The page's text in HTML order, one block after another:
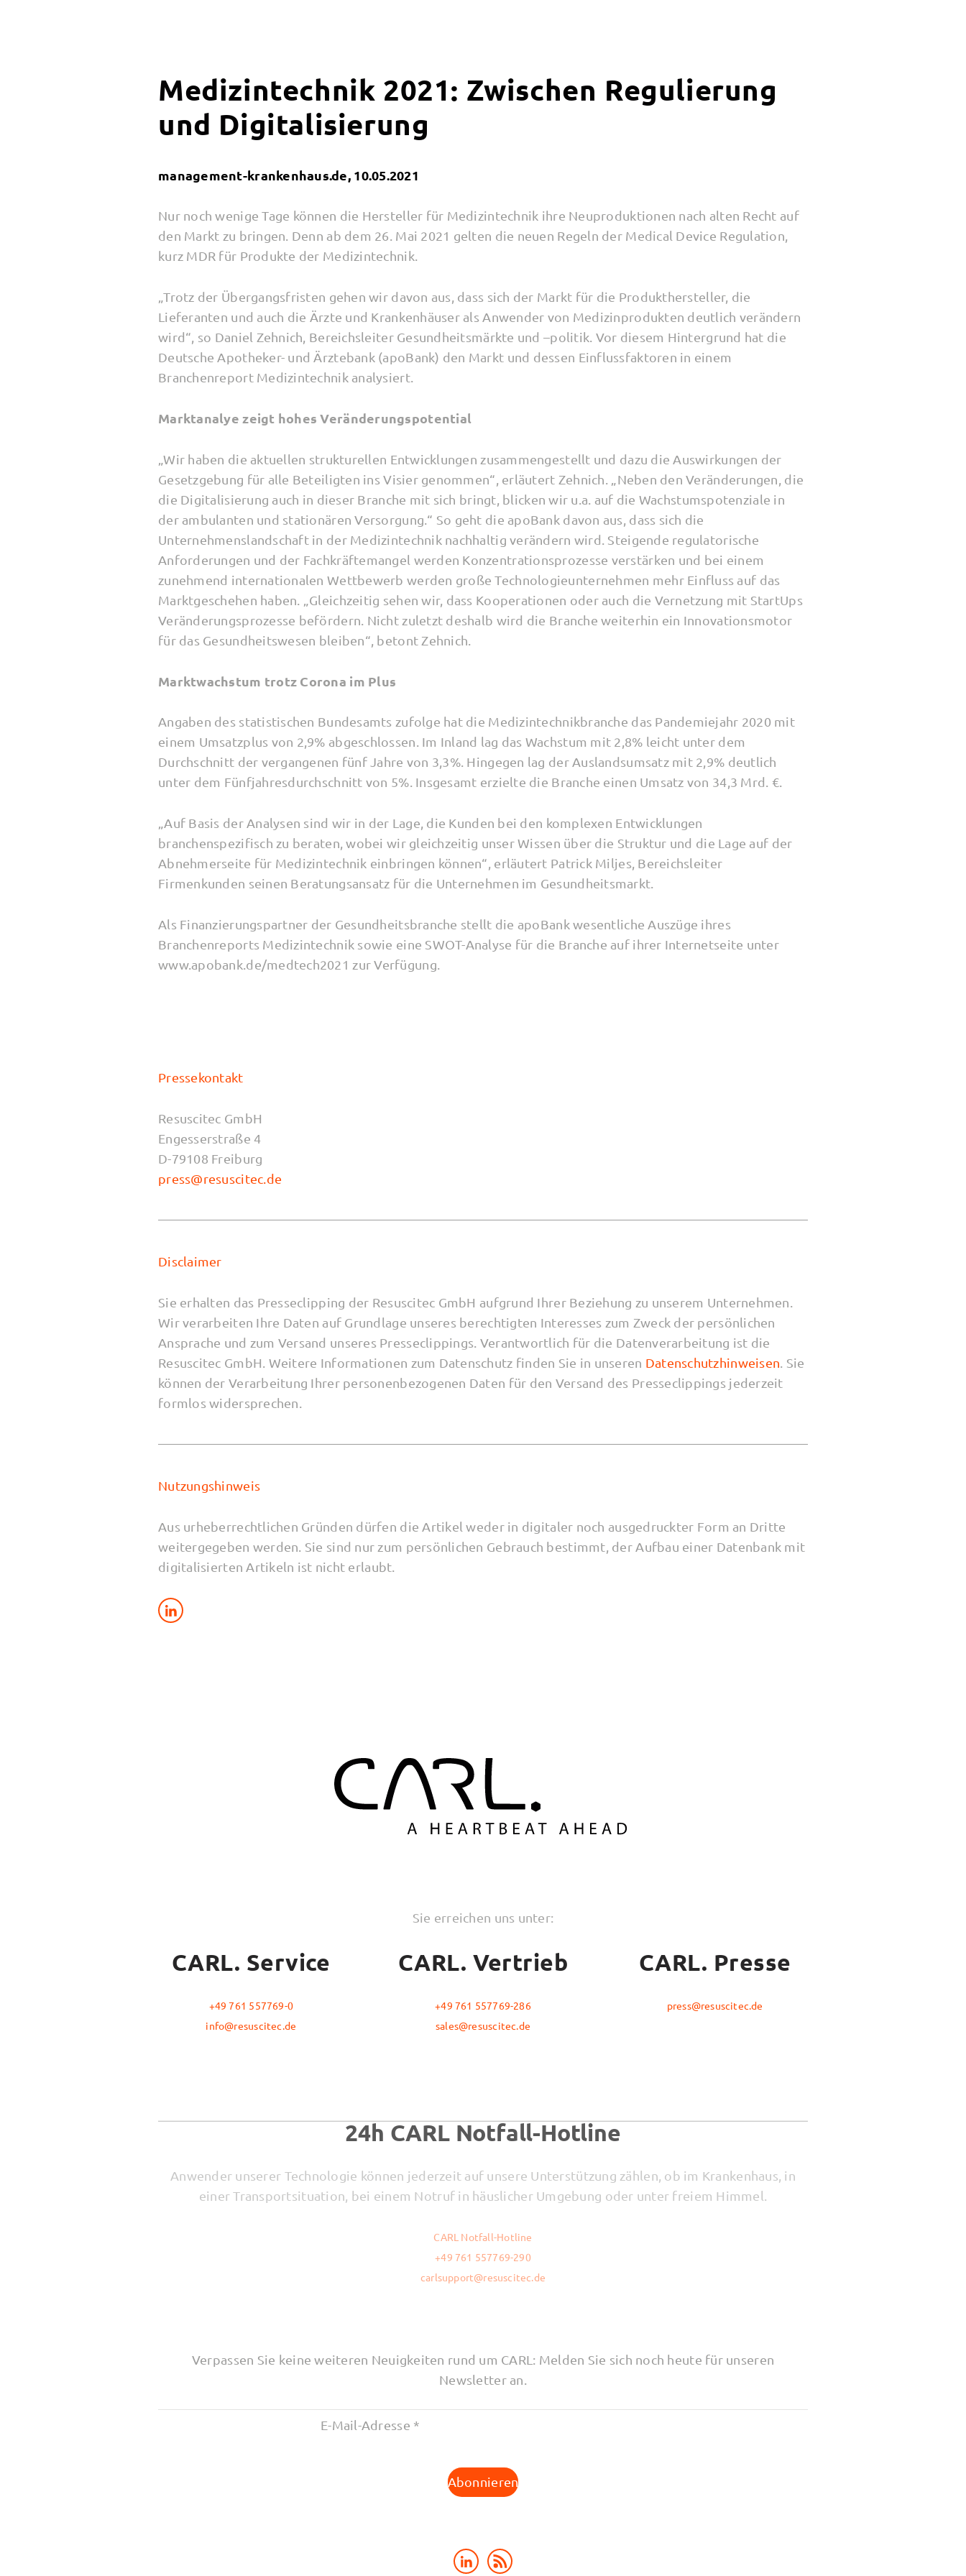
Medizintechnik 2021: Zwischen Regulierung
und Digitalisierung
management-krankenhaus.de, 10.05.2021
Nur noch wenige Tage können die Hersteller für Medizintechnik ihre Neuproduktionen nach alten Recht auf
den Markt zu bringen. Denn ab dem 26. Mai 2021 gelten die neuen Regeln der Medical Device Regulation,
kurz MDR für Produkte der Medizintechnik.
„Trotz der Übergangsfristen gehen wir davon aus, dass sich der Markt für die Produkthersteller, die
Lieferanten und auch die Ärzte und Krankenhäuser als Anwender von Medizinprodukten deutlich verändern
wird“, so Daniel Zehnich, Bereichsleiter Gesundheitsmärkte und –politik. Vor diesem Hintergrund hat die
Deutsche Apotheker- und Ärztebank (apoBank) den Markt und dessen Einflussfaktoren in einem
Branchenreport Medizintechnik analysiert.
Marktanalye zeigt hohes Veränderungspotential
„Wir haben die aktuellen strukturellen Entwicklungen zusammengestellt und dazu die Auswirkungen der
Gesetzgebung für alle Beteiligten ins Visier genommen“, erläutert Zehnich. „Neben den Veränderungen, die
die Digitalisierung auch in dieser Branche mit sich bringt, blicken wir u.a. auf die Wachstumspotenziale in
der ambulanten und stationären Versorgung.“ So geht die apoBank davon aus, dass sich die
Unternehmenslandschaft in der Medizintechnik nachhaltig verändern wird. Steigende regulatorische
Anforderungen und der Fachkräftemangel werden Konzentrationsprozesse verstärken und bei einem
zunehmend internationalen Wettbewerb werden große Technologieunternehmen mehr Einfluss auf das
Marktgeschehen haben. „Gleichzeitig sehen wir, dass Kooperationen oder auch die Vernetzung mit StartUps
Veränderungsprozesse befördern. Nicht zuletzt deshalb wird die Branche weiterhin ein Innovationsmotor
für das Gesundheitswesen bleiben“, betont Zehnich.
Marktwachstum trotz Corona im Plus
Angaben des statistischen Bundesamts zufolge hat die Medizintechnikbranche das Pandemiejahr 2020 mit
einem Umsatzplus von 2,9% abgeschlossen. Im Inland lag das Wachstum mit 2,8% leicht unter dem
Durchschnitt der vergangenen fünf Jahre von 3,3%. Hingegen lag der Auslandsumsatz mit 2,9% deutlich
unter dem Fünfjahresdurchschnitt von 5%. Insgesamt erzielte die Branche einen Umsatz von 34,3 Mrd. €.
„Auf Basis der Analysen sind wir in der Lage, die Kunden bei den komplexen Entwicklungen
branchenspezifisch zu beraten, wobei wir gleichzeitig unser Wissen über die Struktur und die Lage auf der
Abnehmerseite für Medizintechnik einbringen können“, erläutert Patrick Miljes, Bereichsleiter
Firmenkunden seinen Beratungsansatz für die Unternehmen im Gesundheitsmarkt.
Als Finanzierungspartner der Gesundheitsbranche stellt die apoBank wesentliche Auszüge ihres
Branchenreports Medizintechnik sowie eine SWOT-Analyse für die Branche auf ihrer Internetseite unter
www.apobank.de/medtech2021 zur Verfügung.
Pressekontakt
Resuscitec GmbH
Engesserstraße 4
D-79108 Freiburg
press@resuscitec.de
Disclaimer
Sie erhalten das Presseclipping der Resuscitec GmbH aufgrund Ihrer Beziehung zu unserem Unternehmen.
Wir verarbeiten Ihre Daten auf Grundlage unseres berechtigten Interesses zum Zweck der persönlichen
Ansprache und zum Versand unseres Presseclippings. Verantwortlich für die Datenverarbeitung ist die
Resuscitec GmbH. Weitere Informationen zum Datenschutz finden Sie in unseren Datenschutzhinweisen . Sie
können der Verarbeitung Ihrer personenbezogenen Daten für den Versand des Presseclippings jederzeit
formlos widersprechen.
Nutzungshinweis
Aus urheberrechtlichen Gründen dürfen die Artikel weder in digitaler noch ausgedruckter Form an Dritte
weitergegeben werden. Sie sind nur zum persönlichen Gebrauch bestimmt, der Aufbau einer Datenbank mit
digitalisierten Artikeln ist nicht erlaubt.
Sie erreichen uns unter:
CARL. Service
+49 761 557769-0
info@resuscitec.de
CARL. Vertrieb
+49 761 557769-286
sales@resuscitec.de
CARL. Presse
press@resuscitec.de
24h CARL Notfall-Hotline
Anwender unserer Technologie können jederzeit auf unsere Unterstützung zählen, ob im Krankenhaus, in
einer Transportsituation, bei einem Notruf in häuslicher Umgebung oder unter freiem Himmel.
CARL Notfall-Hotline
+49 761 557769-290
carlsupport@resuscitec.de
Verpassen Sie keine weiteren Neuigkeiten rund um CARL: Melden Sie sich noch heute für unseren
Newsletter an.